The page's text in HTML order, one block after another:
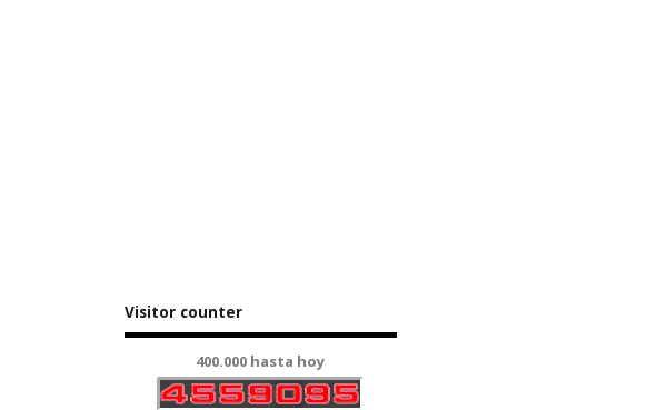
Visitor counter
400.000 hasta hoy